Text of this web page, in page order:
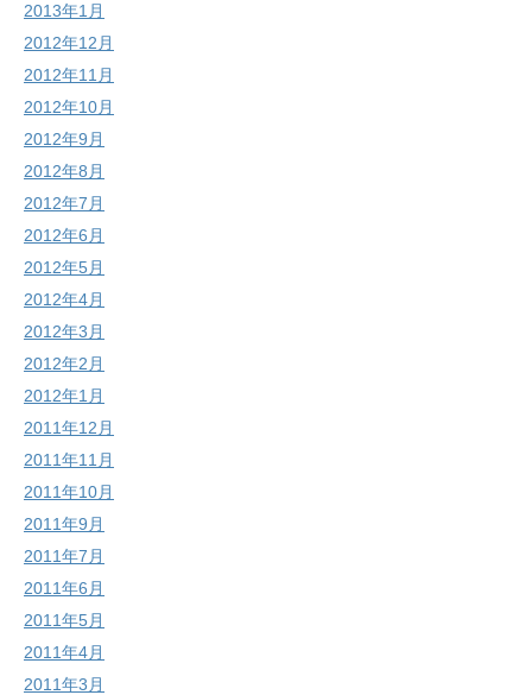
2013年1月
2012年12月
2012年11月
2012年10月
2012年9月
2012年8月
2012年7月
2012年6月
2012年5月
2012年4月
2012年3月
2012年2月
2012年1月
2011年12月
2011年11月
2011年10月
2011年9月
2011年7月
2011年6月
2011年5月
2011年4月
2011年3月